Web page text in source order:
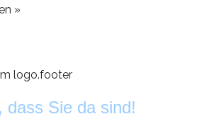
»
dass Sie da sind!